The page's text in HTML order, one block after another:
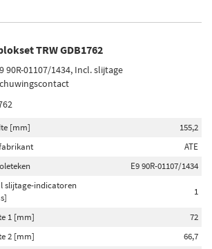
TRW GDB1762
90R-01107/1434, Incl. slijtage
[mm]
155,2
ATE
E9 90R-01107/1434
slijtage-indicatoren
1
1 [mm]
72
2 [mm]
66,7